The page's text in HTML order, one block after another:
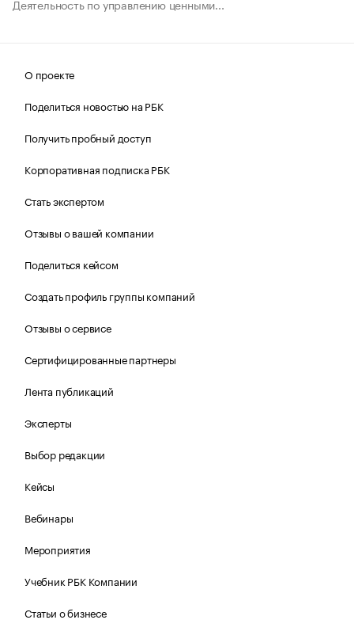
Деятельность по управлению ценными...
О проекте
Поделиться новостью на РБК
Получить пробный доступ
Корпоративная подписка РБК
Стать экспертом
Отзывы о вашей компании
Поделиться кейсом
Создать профиль группы компаний
Отзывы о сервисе
Сертифицированные партнеры
Лента публикаций
Эксперты
Выбор редакции
Кейсы
Вебинары
Мероприятия
Учебник РБК Компании
Статьи о бизнесе